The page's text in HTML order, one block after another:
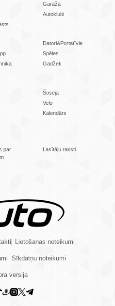
Garāžā
Autoklubi
Datori&Portatīvie
Spēles
Gadžeti
Šoseja
Velo
Kalendārs
par
Lasītāju raksti
Lietošanas noteikumi
Sīkdatņu noteikumi
versija